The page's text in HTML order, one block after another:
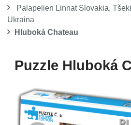
Palapelien Linnat Slovakia,
Ukraina
Hluboká Chateau
Puzzle Hluboká